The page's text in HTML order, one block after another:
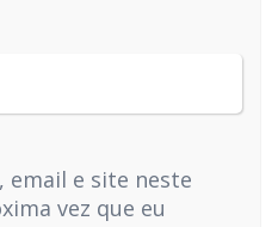
email e site neste
vez que eu